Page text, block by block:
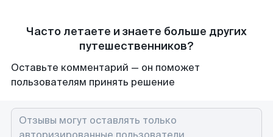
Часто летаете и знаете больше других
путешественников?
Оставьте комментарий — он поможет
пользователям принять решение